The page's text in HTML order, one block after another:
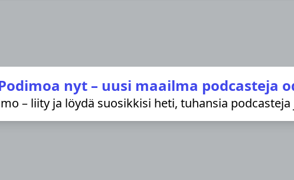
nyt – uusi maailma podcasteja
– liity ja löydä suosikkisi heti, tuhansia